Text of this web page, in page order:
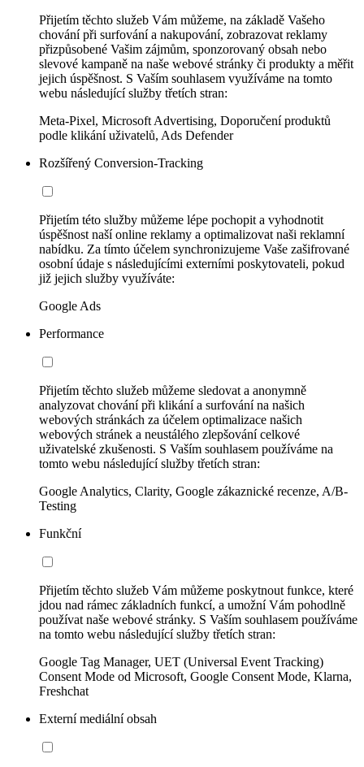
Přijetím těchto služeb Vám můžeme, na základě Vašeho
chování při surfování a nakupování, zobrazovat reklamy
přizpůsobené Vašim zájmům, sponzorovaný obsah nebo
slevové kampaně na naše webové stránky či produkty a měřit
jejich úspěšnost. S Vaším souhlasem využíváme na tomto
webu následující služby třetích stran:
Meta-Pixel, Microsoft Advertising, Doporučení produktů
podle klikání uživatelů, Ads Defender
Rozšířený Conversion-Tracking
Přijetím této služby můžeme lépe pochopit a vyhodnotit
úspěšnost naší online reklamy a optimalizovat naši reklamní
nabídku. Za tímto účelem synchronizujeme Vaše zašifrované
osobní údaje s následujícími externími poskytovateli, pokud
již jejich služby využíváte:
Google Ads
Performance
Přijetím těchto služeb můžeme sledovat a anonymně
analyzovat chování při klikání a surfování na našich
webových stránkách za účelem optimalizace našich
webových stránek a neustálého zlepšování celkové
uživatelské zkušenosti. S Vaším souhlasem používáme na
tomto webu následující služby třetích stran:
Google Analytics, Clarity, Google zákaznické recenze, A/B-
Testing
Funkční
Přijetím těchto služeb Vám můžeme poskytnout funkce, které
jdou nad rámec základních funkcí, a umožní Vám pohodlně
používat naše webové stránky. S Vaším souhlasem používáme
na tomto webu následující služby třetích stran:
Google Tag Manager, UET (Universal Event Tracking)
Consent Mode od Microsoft, Google Consent Mode, Klarna,
Freshchat
Externí mediální obsah